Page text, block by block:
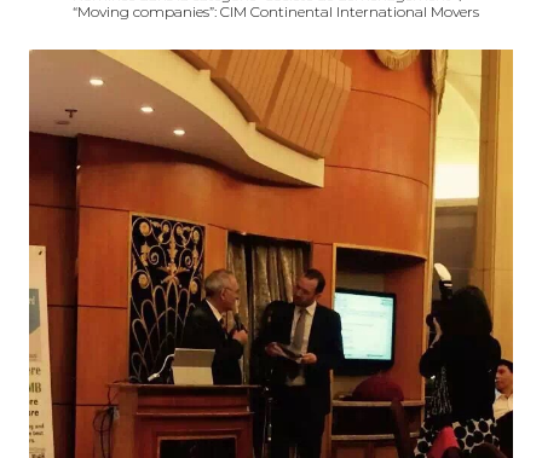
“Moving companies”: CIM Continental International Movers